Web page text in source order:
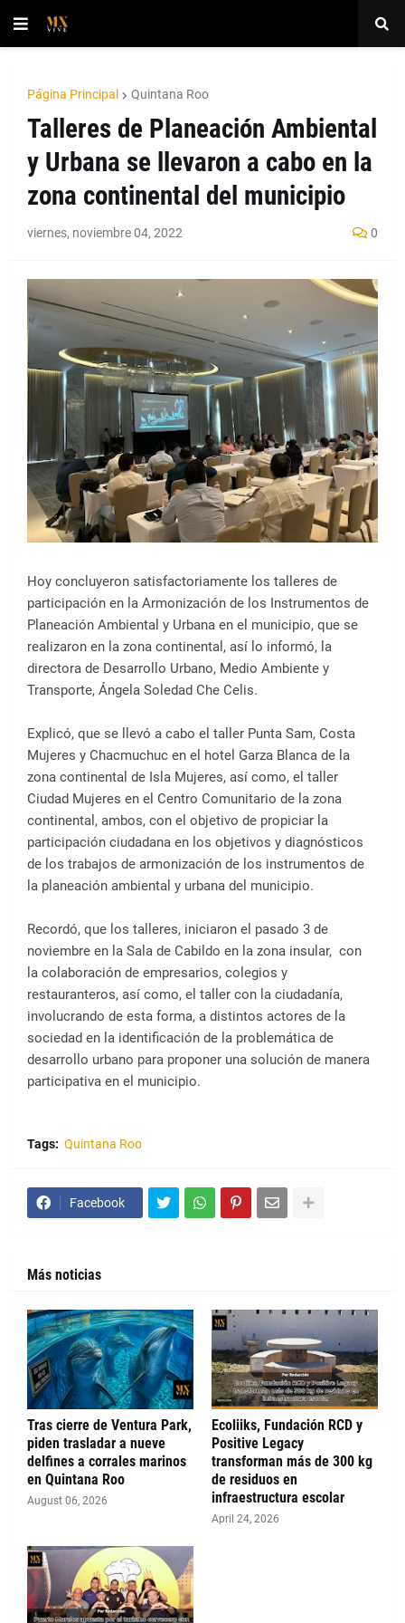
Página Principal Quintana Roo
Talleres de Planeación Ambiental
y Urbana se llevaron a cabo en la
zona continental del municipio
viernes, noviembre 04, 2022 0
Hoy concluyeron satisfactoriamente los talleres de
participación en la Armonización de los Instrumentos de
Planeación Ambiental y Urbana en el municipio, que se
realizaron en la zona continental, así lo informó, la
directora de Desarrollo Urbano, Medio Ambiente y
Transporte, Ángela Soledad Che Celis.
Explicó, que se llevó a cabo el taller Punta Sam, Costa
Mujeres y Chacmuchuc en el hotel Garza Blanca de la
zona continental de Isla Mujeres, así como, el taller
Ciudad Mujeres en el Centro Comunitario de la zona
continental, ambos, con el objetivo de propiciar la
participación ciudadana en los objetivos y diagnósticos
de los trabajos de armonización de los instrumentos de
la planeación ambiental y urbana del municipio.
Recordó, que los talleres, iniciaron el pasado 3 de
noviembre en la Sala de Cabildo en la zona insular, con
la colaboración de empresarios, colegios y
restauranteros, así como, el taller con la ciudadanía,
involucrando de esta forma, a distintos actores de la
sociedad en la identificación de la problemática de
desarrollo urbano para proponer una solución de manera
participativa en el municipio.
Tags: Quintana Roo
Facebook
Más noticias
Tras cierre de Ventura Park,
piden trasladar a nueve
delfines a corrales marinos
en Quintana Roo
August 06, 2026
Ecoliiks, Fundación RCD y
Positive Legacy
transforman más de 300 kg
de residuos en
infraestructura escolar
April 24, 2026